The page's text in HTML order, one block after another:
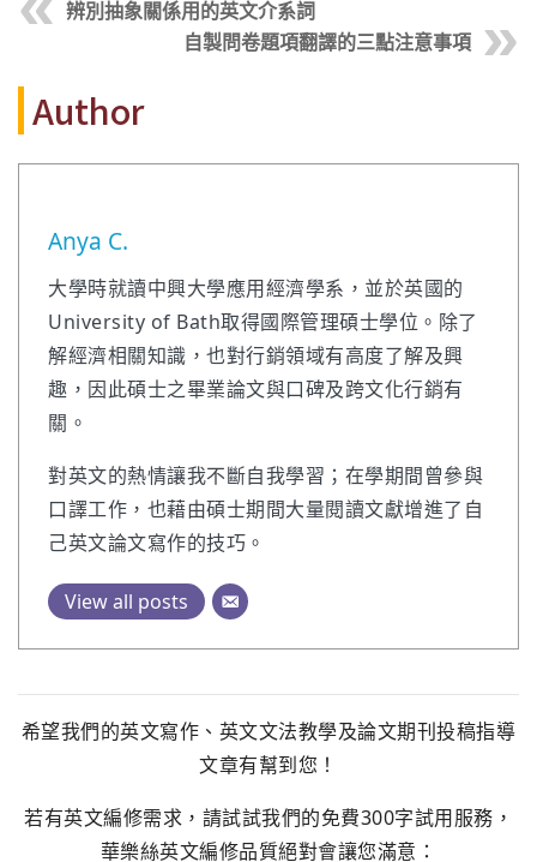
辨別抽象關係用的英文介系詞
自製問卷題項翻譯的三點注意事項
Author
Anya C.
大學時就讀中興大學應用經濟學系，並於英國的
University of Bath取得國際管理碩士學位。除了
解經濟相關知識，也對行銷領域有高度了解及興
趣，因此碩士之畢業論文與口碑及跨文化行銷有
關。
對英文的熱情讓我不斷自我學習；在學期間曾參與
口譯工作，也藉由碩士期間大量閱讀文獻增進了自
己英文論文寫作的技巧。
View all posts
希望我們的英文寫作、英文文法教學及論文期刊投稿指導
文章有幫到您！
若有英文編修需求，請試試我們的免費300字試用服務，
華樂絲英文編修品質絕對會讓您滿意：